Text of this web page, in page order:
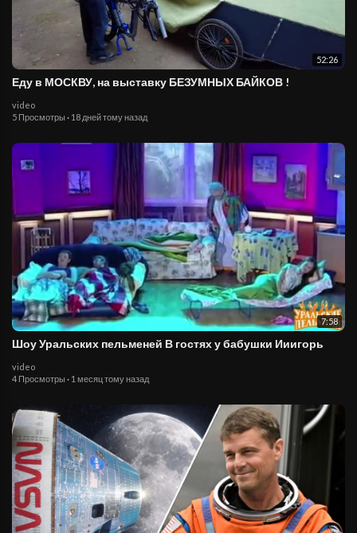
52:26
Еду в МОСКВУ, на выставку БЕЗУМНЫХ БАЙКОВ !
video
5 Просмотры · 18 дней тому назад
7:58
Шоу Уральских пельменей В гостях у бабушки Ииигорь
video
4 Просмотры · 1 месяц тому назад